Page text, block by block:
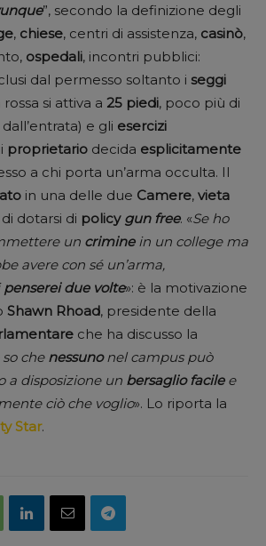
”, secondo la definizione degli
, chiese, centri di assistenza, casinò,
ospedali, incontri pubblici:
dal permesso soltanto i seggi
rossa si attiva a 25 piedi, poco più di
dall’entrata) e gli esercizi
proprietario decida esplicitamente
a chi porta un’arma occulta. Il
in una delle due Camere, vieta
di dotarsi di policy gun free. «Se ho
un criminein un college ma
avere con sé un’arma,
penserei due volte»: è la motivazione
Shawn Rhoad, presidente della
che ha discusso la
so che nessunonel campus può
a disposizione un bersaglio facilee
ciò che voglio». Lo riporta la
Star.